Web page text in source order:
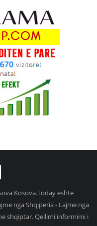
Kosova.Today eshte
nga Shqiperia - Lajme nga
shqiptar. Qellimi informimi i